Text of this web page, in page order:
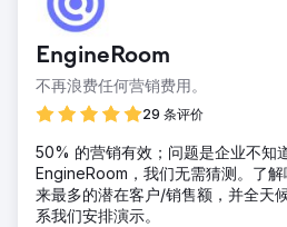
EngineRoom
不再浪费任何营销费用。
29 条评价
50% 的营销有效；问题是企业不知
EngineRoom，我们无需猜测。了
来最多的潜在客户/销售额，并全天
系我们安排演示。